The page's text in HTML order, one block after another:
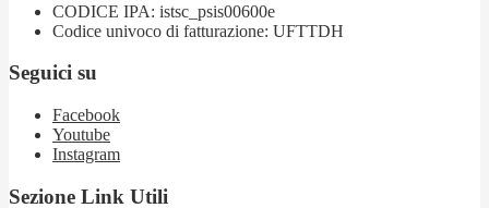
CODICE IPA: istsc_psis00600e
Codice univoco di fatturazione: UFTTDH
Seguici su
Facebook
Youtube
Instagram
Sezione Link Utili